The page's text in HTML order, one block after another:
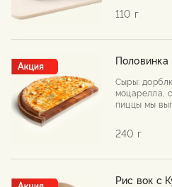
***На блюдо
самовывоз и
110 г
Сыры:
моцарелла,
пиццы мы
на
240 г
Рис вок с